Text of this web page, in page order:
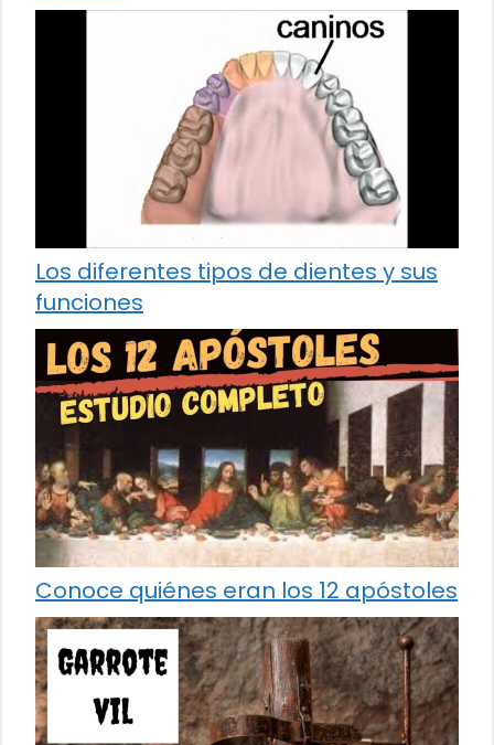
Los diferentes tipos de dientes y sus
funciones
Conoce quiénes eran los 12 apóstoles